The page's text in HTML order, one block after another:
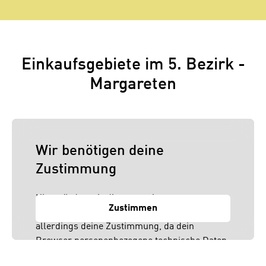
Einkaufsgebiete im 5. Bezirk -
Margareten
Wir benötigen deine
Zustimmung
Hier würden wir dir gerne einen externen
Inhalt anzeigen. Dafür benötigen wir
allerdings deine Zustimmung, da dein
Browser personenbezogene technische Daten
Zustimmen